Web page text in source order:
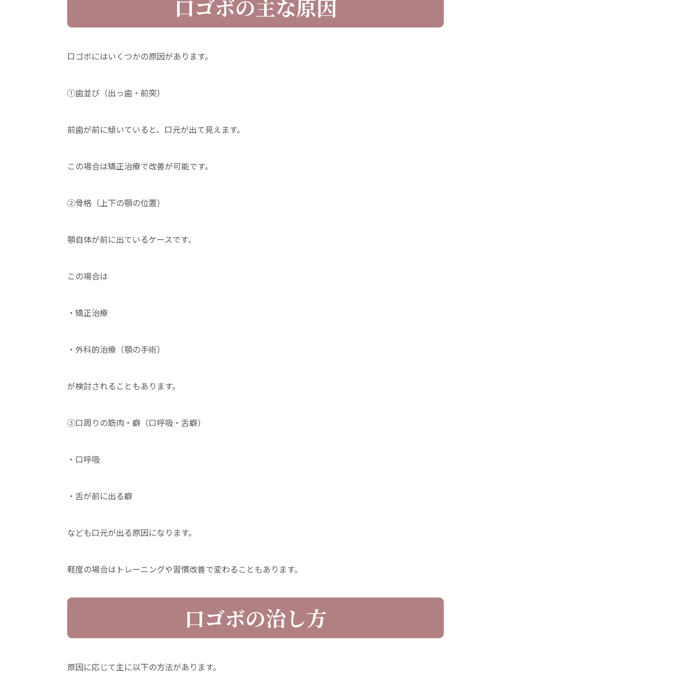
口ゴボの主な原因
口ゴボにはいくつかの原因があります。
①歯並び（出っ歯・前突）
前歯が前に傾いていると、口元が出て見えます。
この場合は矯正治療で改善が可能です。
②骨格（上下の顎の位置）
顎自体が前に出ているケースです。
この場合は
・矯正治療
・外科的治療（顎の手術）
が検討されることもあります。
③口周りの筋肉・癖（口呼吸・舌癖）
・口呼吸
・舌が前に出る癖
なども口元が出る原因になります。
軽度の場合はトレーニングや習慣改善で変わることもあります。
口ゴボの治し方
原因に応じて主に以下の方法があります。